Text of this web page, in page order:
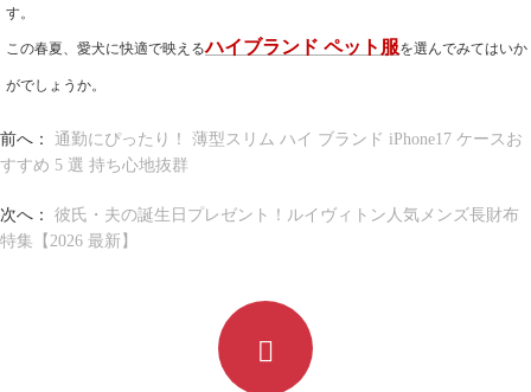
す。
この春夏、愛犬に快適で映えるハイブランド ペット服を選んでみてはいか
がでしょうか。
前へ：
通勤にぴったり！ 薄型スリム ハイ ブランド iPhone17 ケースお
すすめ 5 選 持ち心地抜群
次へ：
彼氏・夫の誕生日プレゼント！ルイヴィトン人気メンズ長財布
特集【2026 最新】